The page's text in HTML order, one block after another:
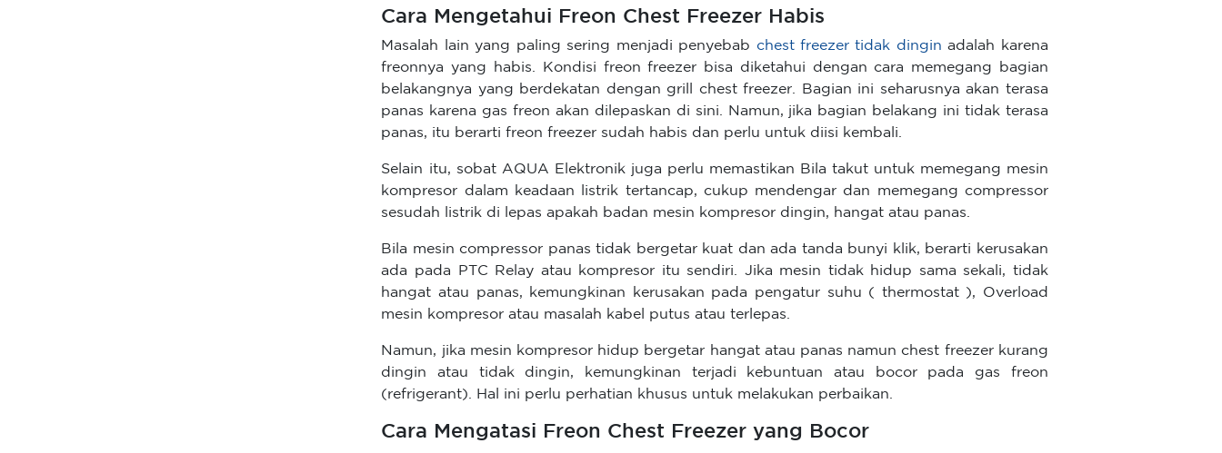
Cara Mengetahui Freon Chest Freezer Habis
Masalah lain yang paling sering menjadi penyebab chest freezer tidak dingin adalah karena
freonnya yang habis. Kondisi freon freezer bisa diketahui dengan cara memegang bagian
belakangnya yang berdekatan dengan grill chest freezer. Bagian ini seharusnya akan terasa
panas karena gas freon akan dilepaskan di sini. Namun, jika bagian belakang ini tidak terasa
panas, itu berarti freon freezer sudah habis dan perlu untuk diisi kembali.
Selain itu, sobat AQUA Elektronik juga perlu memastikan Bila takut untuk memegang mesin
kompresor dalam keadaan listrik tertancap, cukup mendengar dan memegang compressor
sesudah listrik di lepas apakah badan mesin kompresor dingin, hangat atau panas.
Bila mesin compressor panas tidak bergetar kuat dan ada tanda bunyi klik, berarti kerusakan
ada pada PTC Relay atau kompresor itu sendiri. Jika mesin tidak hidup sama sekali, tidak
hangat atau panas, kemungkinan kerusakan pada pengatur suhu ( thermostat ), Overload
mesin kompresor atau masalah kabel putus atau terlepas.
Namun, jika mesin kompresor hidup bergetar hangat atau panas namun chest freezer kurang
dingin atau tidak dingin, kemungkinan terjadi kebuntuan atau bocor pada gas freon
(refrigerant). Hal ini perlu perhatian khusus untuk melakukan perbaikan.
Cara Mengatasi Freon Chest Freezer yang Bocor